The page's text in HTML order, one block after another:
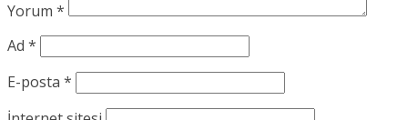
Yorum *
Ad *
E-posta *